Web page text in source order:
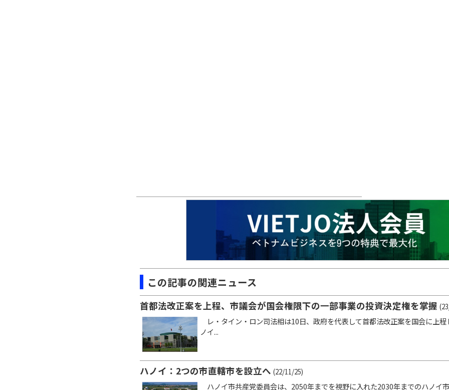
この記事の関連ニュース
首都法改正案を上程、市議会が国会権限下の一部事業の投資決定権を掌握
レ・タイン・ロン司法相は10日、政府を代表して首都法改正案を国会に上
ノイ...
ハノイ：2つの市直轄市を設立へ (22/11/25)
ハノイ市共産党委員会は、2050年までを視野に入れた2030年までのハノイ